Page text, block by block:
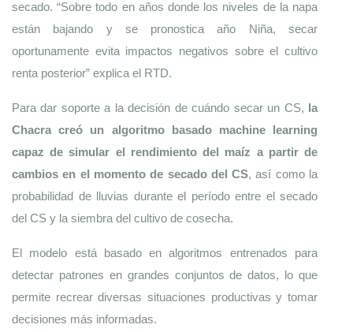
secado. “Sobre todo en años donde los niveles de la napa
están bajando y se pronostica año Niña, secar
oportunamente evita impactos negativos sobre el cultivo
renta posterior” explica el RTD.
Para dar soporte a la decisión de cuándo secar un CS,
la
Chacra creó un algoritmo basado machine learning
capaz de simular el rendimiento del maíz a partir de
cambios en el momento de secado del CS, así como la
probabilidad de lluvias durante el período entre el secado
del CS y la siembra del cultivo de cosecha.
El modelo está basado en algoritmos entrenados para
detectar patrones en grandes conjuntos de datos, lo que
permite recrear diversas situaciones productivas y tomar
decisiones más informadas.